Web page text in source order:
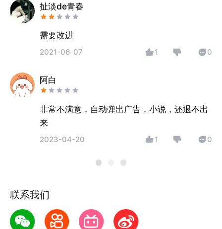
扯淡de青春
需要改进
2021-06-07 1 0
阿白
非常不满意，自动弹出广告，小说，还退不出
来
2023-04-20 1 0
联系我们